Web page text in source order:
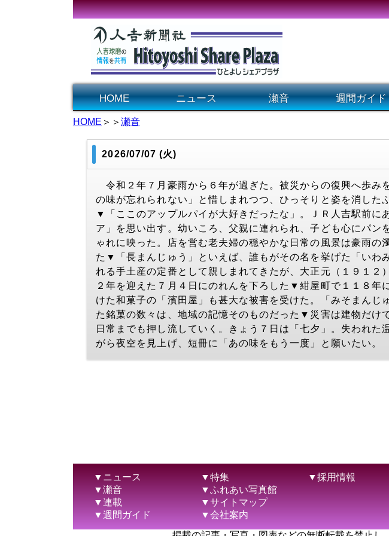
HOME ニュース 瀬音 週間ガイド
HOME ＞＞ 瀬音
2026/07/07 (火)
令和２年７月豪雨から６年が過ぎた。被災からの復興へ歩み
の味が忘れられない」と惜しまれつつ、ひっそりと姿を消した
▼「ここのアップルパイが大好きだったな」。ＪＲ人吉駅前に
ア」を思い出す。幼いころ、父親に連れられ、子ども心にパン
ゃれに映った。店を営む老夫婦の穏やかな日常の風景は豪雨の
た▼「長まんじゅう」といえば、誰もがその名を挙げた「いわ
れる手土産の定番として親しまれてきたが、大正元（１９１２
２年を迎えた７月４日にのれんを下ろした▼紺屋町で１１８年
けた和菓子の「濱田屋」も甚大な被害を受けた。「みそまんじ
た銘菓の数々は、地域の記憶そのものだった▼災害は建物だけ
日常までも押し流していく。きょう７日は「七夕」。失われた
がら夜空を見上げ、短冊に「あの味をもう一度」と願いたい。
▼ニュース
▼瀬音
▼連載
▼週間ガイド
▼特集
▼ふれあい写真館
▼サイトマップ
▼会社案内
▼採用情報